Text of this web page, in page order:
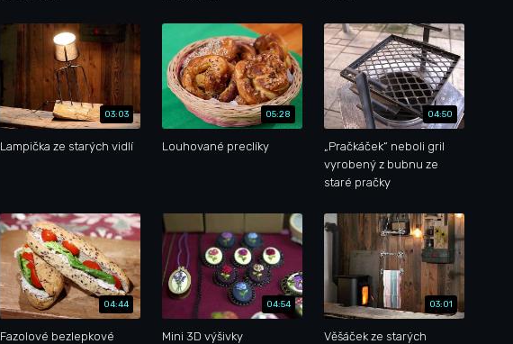
03:03
Lampička ze starých vidlí
05:28
Louhované preclíky
04:50
„Pračkáček“ neboli gril
vyrobený z bubnu ze
staré pračky
04:44
Fazolové bezlepkové
04:54
Mini 3D výšivky
03:01
Věšáček ze starých